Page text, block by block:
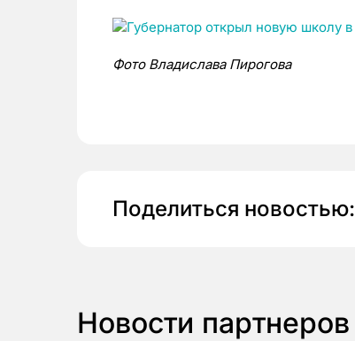
Фото Владислава Пирогова
Поделиться новостью:
Новости партнеров